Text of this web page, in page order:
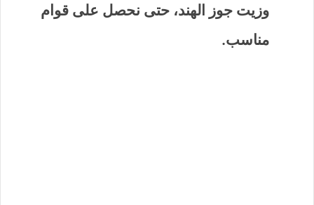
وزيت جوز الهند، حتى نحصل على قوام
مناسب.